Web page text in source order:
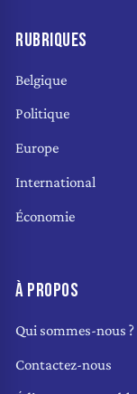
RUBRIQUES
Belgique
Politique
Europe
International
Économie
À PROPOS
Qui sommes-nous ?
Contactez-nous